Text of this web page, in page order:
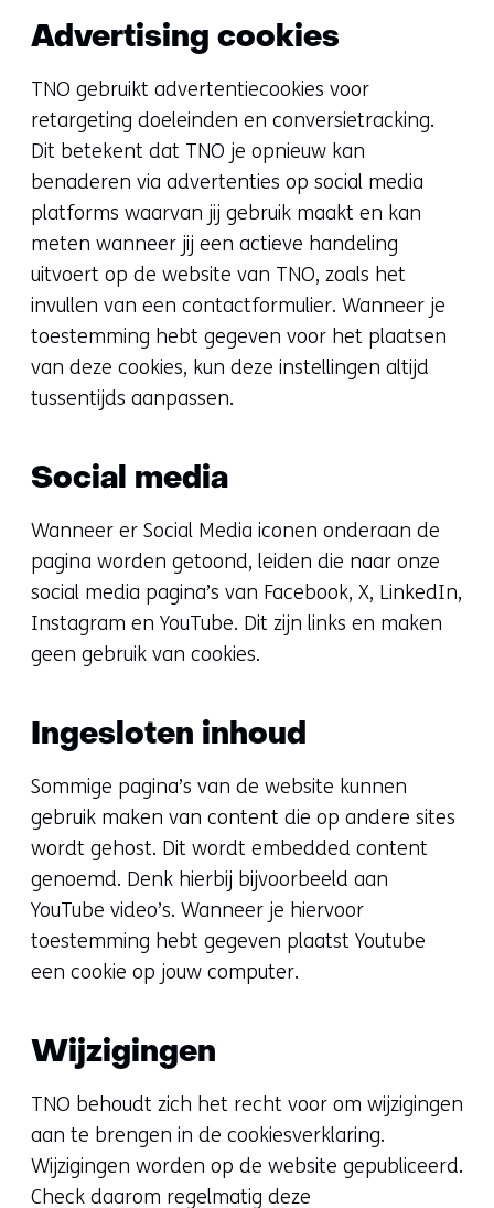
Advertising cookies
TNO gebruikt advertentiecookies voor
retargeting doeleinden en conversietracking.
Dit betekent dat TNO je opnieuw kan
benaderen via advertenties op social media
platforms waarvan jij gebruik maakt en kan
meten wanneer jij een actieve handeling
uitvoert op de website van TNO, zoals het
invullen van een contactformulier. Wanneer je
toestemming hebt gegeven voor het plaatsen
van deze cookies, kun deze instellingen altijd
tussentijds aanpassen.
Social media
Wanneer er Social Media iconen onderaan de
pagina worden getoond, leiden die naar onze
social media pagina’s van Facebook, X, LinkedIn,
Instagram en YouTube. Dit zijn links en maken
geen gebruik van cookies.
Ingesloten inhoud
Sommige pagina’s van de website kunnen
gebruik maken van content die op andere sites
wordt gehost. Dit wordt embedded content
genoemd. Denk hierbij bijvoorbeeld aan
YouTube video’s. Wanneer je hiervoor
toestemming hebt gegeven plaatst Youtube
een cookie op jouw computer.
Wijzigingen
TNO behoudt zich het recht voor om wijzigingen
aan te brengen in de cookiesverklaring.
Wijzigingen worden op de website gepubliceerd.
Check daarom regelmatig deze